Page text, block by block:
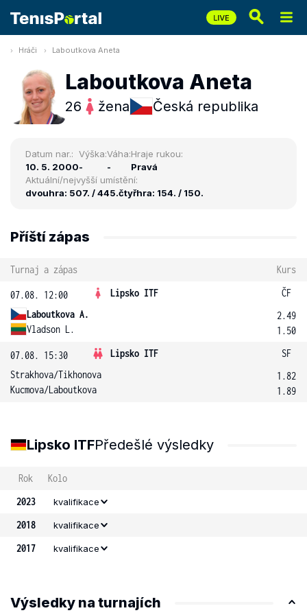
Hráči Laboutkova Aneta
Laboutkova Aneta
26 žena Česká republika
Datum nar.:
10. 5. 2000
Výška:
-
Váha:
-
Hraje rukou:
Pravá
Aktuální/nejvyšší umístění:
dvouhra: 507. / 445.čtyřhra: 154. / 150.
Příští zápas
Turnaj a zápas Kurs
07.08. 12:00 Lipsko ITF
ČF
Laboutkova A.
Vladson L.
2.49
1.50
07.08. 15:30 Lipsko ITF
SF
Strakhova/Tikhonova
Kucmova/Laboutkova
1.82
1.89
Lipsko ITFPředešlé výsledky
Rok
Kolo
2023
kvalifikace
2018 kvalifikace
2017 kvalifikace
Výsledky na turnajích